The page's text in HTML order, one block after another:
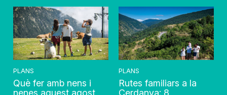
PLANS
Què fer amb nens i
nenes aquest agost
PLANS
Rutes familiars a la
Cerdanya: 8